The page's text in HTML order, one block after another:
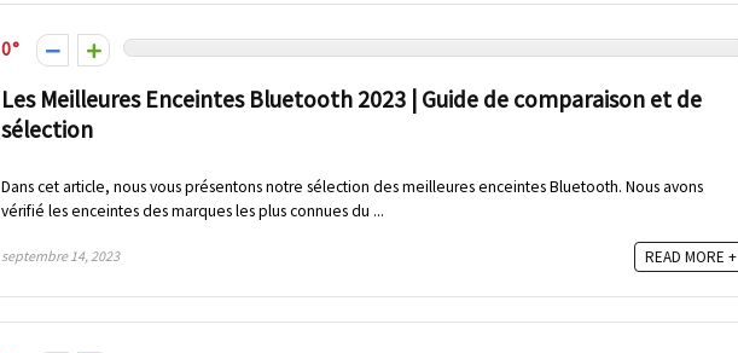
0
Les Meilleures Enceintes Bluetooth 2023 | Guide de comparaison et de
sélection
Dans cet article, nous vous présentons notre sélection des meilleures enceintes Bluetooth. Nous avons
vérifié les enceintes des marques les plus connues du ...
septembre 14, 2023 READ MORE +